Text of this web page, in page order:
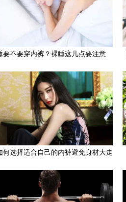
要不要穿内裤？裸睡这几点要注意
何选择适合自己的内裤避免身材大走